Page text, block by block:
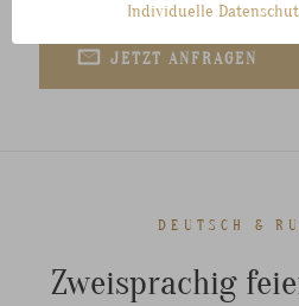
JETZT ANFRAGEN
DEUTSCH &
Zweisprachig
Individuelle